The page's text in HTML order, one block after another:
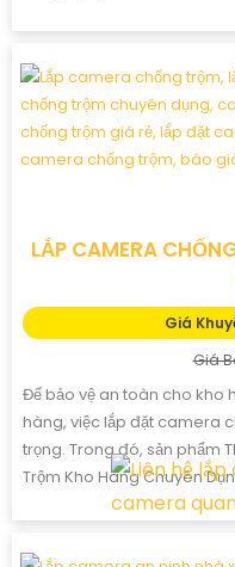
LẮP CAMERA
Giá
Giá
Để bảo vệ an toàn cho kho
hàng, việc lắp đặt camera
trọng. Trong đó, sản phẩm
Trộm Kho Hàng Chuyên